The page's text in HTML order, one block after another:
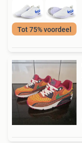
Tot 75% voordeel